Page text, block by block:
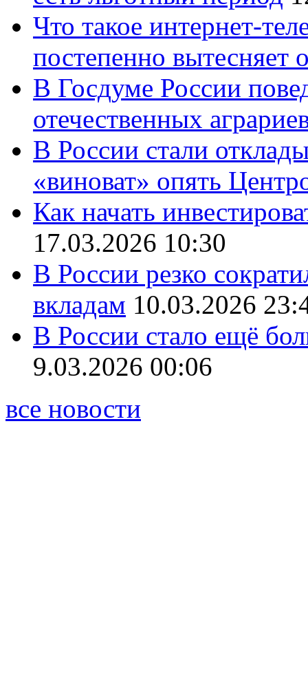
Что такое интернет-
постепенно вытесняет
В Госдуме России
отечественных
В России стали
«виноват» опять
Как начать
17.03.2026 10:30
В России резко
вкладам 10.03.2026
В России стало ещё
9.03.2026 00:06
все новости